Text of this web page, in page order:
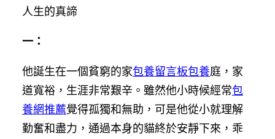
人生的真諦
一：
他誕生在一個貧窮的家包養留言板包養庭，家
道寬裕，生涯非常艱辛。雖然他小時候經常包
養網推薦覺得孤獨和無助，可是他從小就理解
勤奮和盡力，通過本身的貓終於安靜下來，乖